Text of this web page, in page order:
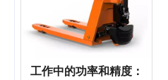
工作中的功率和精度：